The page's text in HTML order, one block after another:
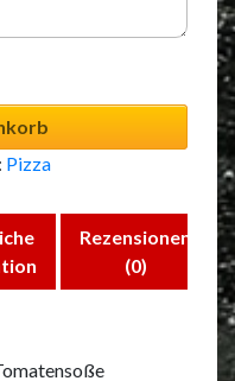
Pizza
Rezensionen
(0)